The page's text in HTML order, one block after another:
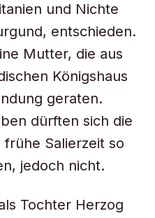
und Nichte
entschieden.
Mutter, die aus
Königshaus
geraten.
dürften sich die
Salierzeit so
jedoch nicht.
Tochter Herzog